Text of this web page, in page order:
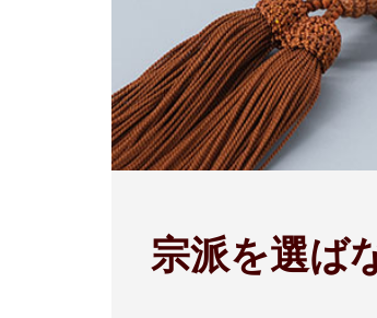
宗派を選ば